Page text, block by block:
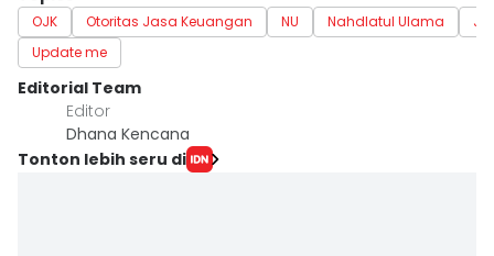
OJK Otoritas Jasa Keuangan NU Nahdlatul Ulama
Update me
Editorial Team
Editor
Dhana Kencana
Tonton lebih seru di